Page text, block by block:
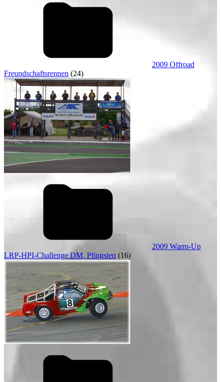
2009 Offroad
Freundschaftsrennen (24)
2009 Warm-Up
LRP-HPI-Challenge DM, Pfingsten (16)